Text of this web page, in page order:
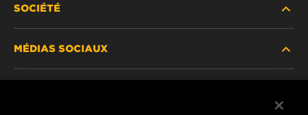
PRODUITS ABANDONNÉS / REMPLACÉS
SOCIÉTÉ
MÉDIAS SOCIAUX